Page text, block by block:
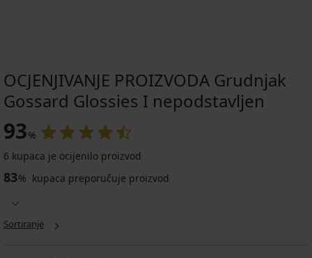
OCJENJIVANJE PROIZVODA Grudnjak
Gossard Glossies I nepodstavljen
93%
6 kupaca je ocijenilo proizvod
83% kupaca preporučuje proizvod
Sortiranje